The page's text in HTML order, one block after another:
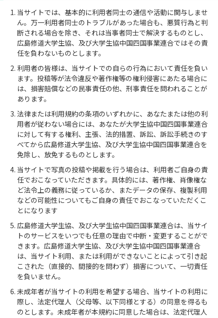
当サイトでは、基本的に利用者同士の通信や活動に関与しませ
ん。万一利用者同士のトラブルがあった場合も、悪質行為と判
断される場合を除き、それは当事者同士で解決するものとし、
広島修道大学生協、及び大学生協中国四国事業連合ではその責
任を負わないものとします。
利用者の皆様は、当サイトでの自らの行為において責任を負い
ます。投稿等が法令違反や著作権等の権利侵害にあたる場合に
は、損害賠償などの民事責任の他、刑事責任を問われることが
あります。
法律または利用規約の条項のいずれかに、あなたまたは他の利
用者が従わない場合には、あなたが大学生協中国四国事業連合
に対して有する権利、主張、法的措置、訴訟、訴訟手続きのす
べてから広島修道大学生協、及び大学生協中国四国事業連合を
免除し、放免するものとします。
当サイトで写真の投稿や掲載を行う場合は、利用者ご自身の責
任でおこなっていただきます。具体的には、著作権、肖像権な
ど法令上の義務に従っているか、またデータの保存、複製利用
などの可能性についてもご自身の責任でおこなっていただくこ
とになります
広島修道大学生協、及び大学生協中国四国事業連合は、当サイ
トのサービスをいつでも任意の理由で中断・変更することがで
きます。広島修道大学生協、及び大学生協中国四国事業連合
は、当サイト利用、または利用ができないことによって引き起
こされた（直接的、間接的を問わず）損害について、一切責任
を負いません。
未成年者が当サイトの利用を希望する場合、当サイトの利用に
際し、法定代理人（父母等、以下同様とする）の同意を得るも
のとします。未成年者が本規約に同意した場合は、法定代理人